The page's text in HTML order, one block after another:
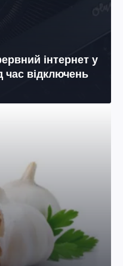
інтернет у
час відключень